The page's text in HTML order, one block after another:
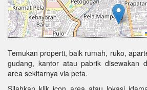
Temukan properti, baik rumah, ruko,
gudang, kantor atau pabrik disewakan
area sekitarnya via peta.